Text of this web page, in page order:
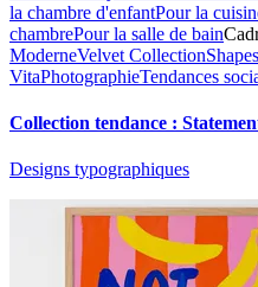
la chambre d'enfantPour la
chambrePour la salle de bain
ModerneVelvet Collection
VitaPhotographieTendances
Collection tendance :
Designs typographiques